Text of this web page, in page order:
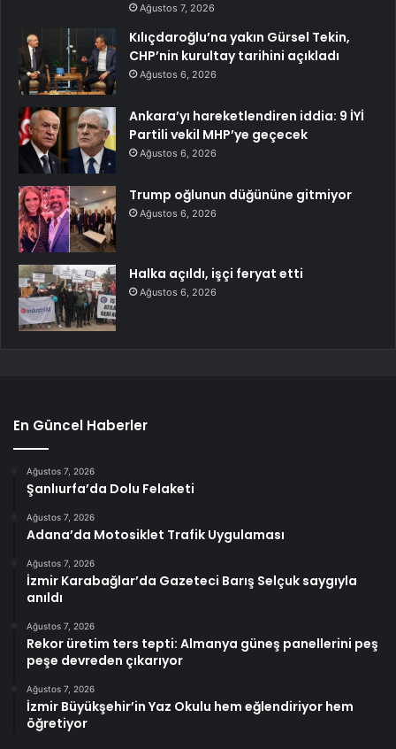
Ağustos 7, 2026
Kılıçdaroğlu’na yakın Gürsel Tekin,
CHP’nin kurultay tarihini açıkladı
Ağustos 6, 2026
Ankara’yı hareketlendiren iddia: 9 İYİ
Partili vekil MHP’ye geçecek
Ağustos 6, 2026
Trump oğlunun düğününe gitmiyor
Ağustos 6, 2026
Halka açıldı, işçi feryat etti
Ağustos 6, 2026
En Güncel Haberler
Ağustos 7, 2026
Şanlıurfa’da Dolu Felaketi
Ağustos 7, 2026
Adana’da Motosiklet Trafik Uygulaması
Ağustos 7, 2026
İzmir Karabağlar’da Gazeteci Barış Selçuk saygıyla
anıldı
Ağustos 7, 2026
Rekor üretim ters tepti: Almanya güneş panellerini peş
peşe devreden çıkarıyor
Ağustos 7, 2026
İzmir Büyükşehir’in Yaz Okulu hem eğlendiriyor hem
öğretiyor